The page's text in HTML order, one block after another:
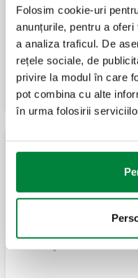
Folosim cookie-uri
anunțurile, pentru a
a analiza traficul. De
rețele sociale, de
privire la modul în care
pot combina cu alte
în urma folosirii
Izolație
Dispozitiv
separator de